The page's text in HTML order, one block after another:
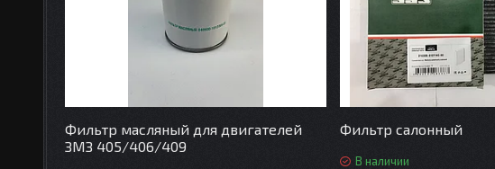
Фильтр масляный для двигателей
ЗМЗ 405/406/409
Фильтр салонный
В наличии